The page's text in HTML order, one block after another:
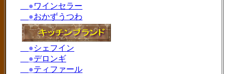
●ワインセラー
●おかずうつわ
●シェフイン
●デロンギ
●ティファール